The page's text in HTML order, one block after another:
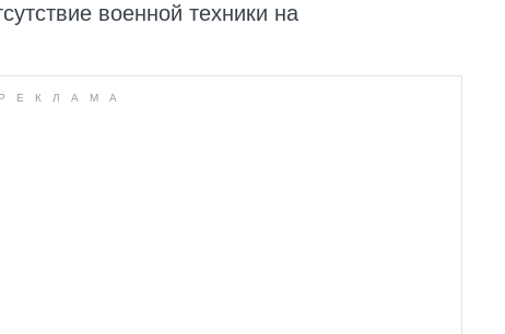
военной техники на